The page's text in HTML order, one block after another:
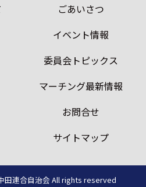
ごあいさつ
イベント情報
委員会トピックス
マーチング最新情報
お問合せ
サイトマップ
田連合自治会 All rights reserved